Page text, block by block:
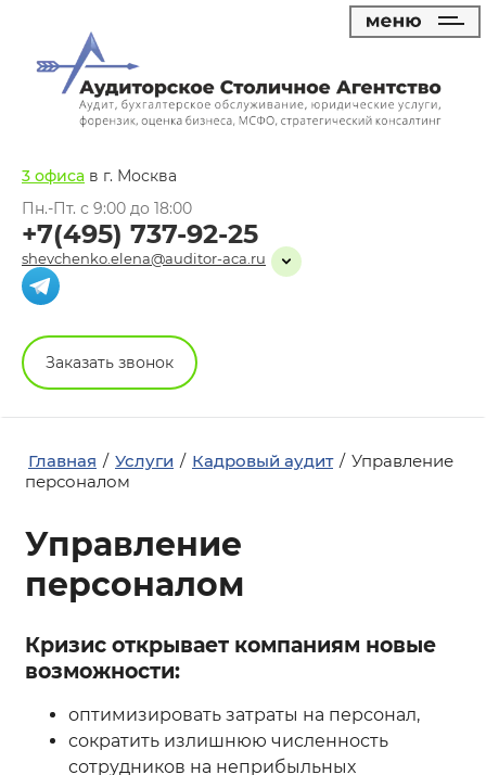
3 офиса в г. Москва
Пн.-Пт. с 9:00 до 18:00
+7(495) 737-92-25
shevchenko.elena@auditor-aca.ru
Заказать звонок
Главная / Услуги / Кадровый аудит / Управление
персоналом
Управление
персоналом
Кризис открывает компаниям новые
возможности:
оптимизировать затраты на персонал,
сократить излишнюю численность
сотрудников на неприбыльных